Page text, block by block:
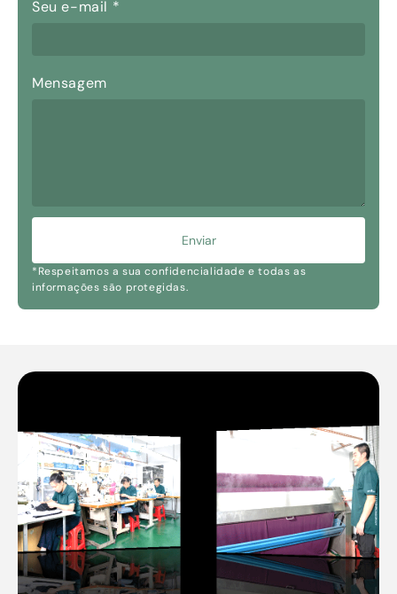
Seu e-mail *
Mensagem
Enviar
*Respeitamos a sua confidencialidade e todas as
informações são protegidas.